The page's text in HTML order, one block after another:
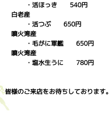
・活ほっき 540円
白老産
・活つぶ 650円
噴火湾産
・毛がに軍艦 650円
噴火湾産
・塩水生うに 780円
皆様のご来店をお待ちしております。